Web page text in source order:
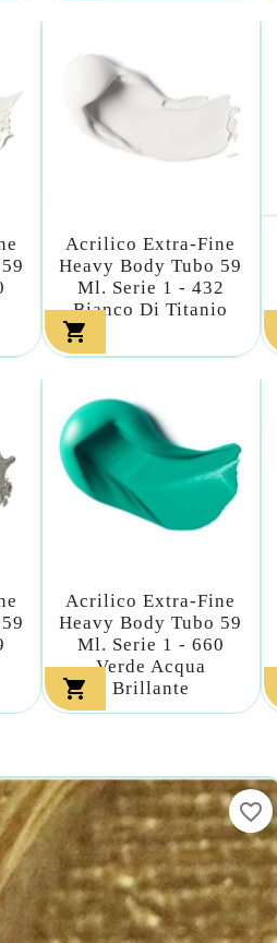
Acrilico Extra-Fine
Heavy Body Tubo 59
Ml. Serie 1 - 432
Bianco Di Titanio

Acrilico Extra-Fine
Heavy Body Tubo 59
Ml. Serie 1 - 660
Verde Acqua
Brillante

favorite_border